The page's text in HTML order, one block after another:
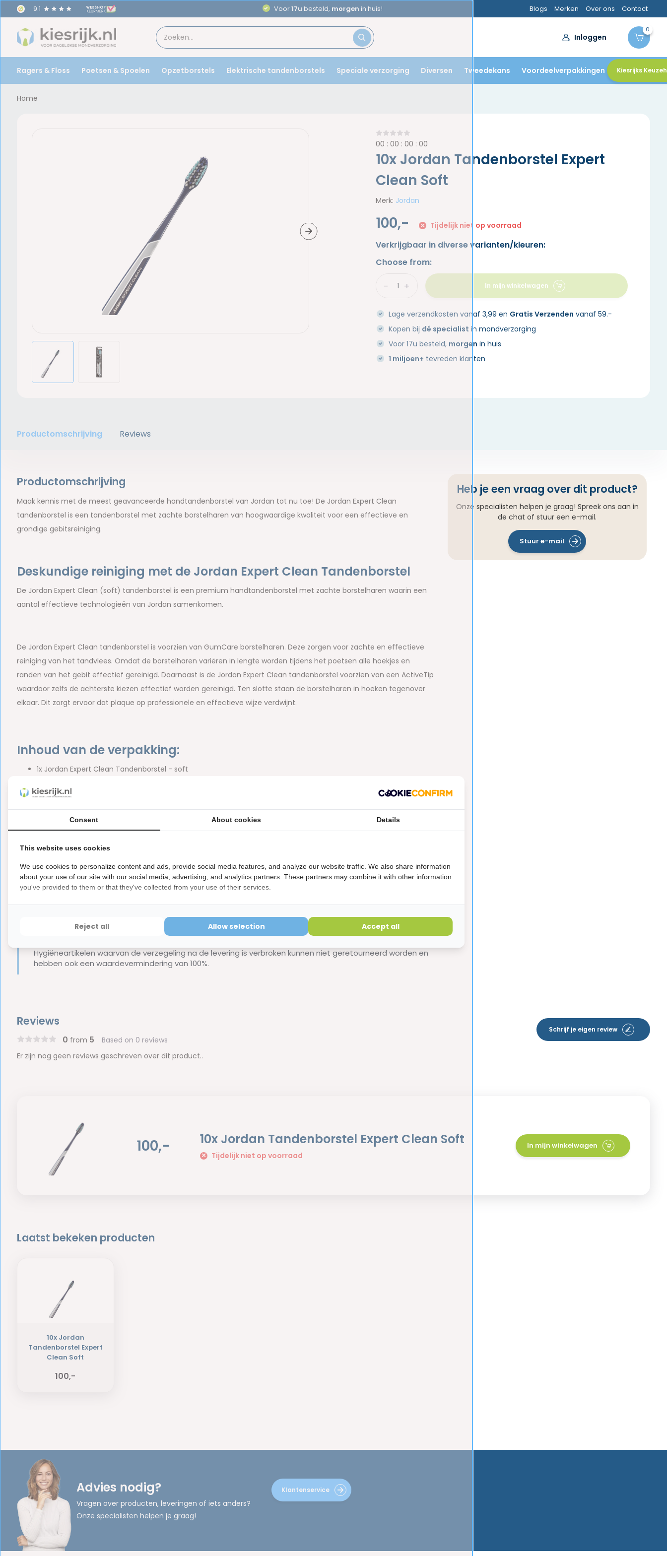
9.1 Voor17u besteld, morgen in huis! Blogs Merken Over ons Contact
Inloggen
0
Ragers & Floss Poetsen & Spoelen Opzetborstels Elektrische tandenborstels Speciale verzorging Diversen Tweedekans Voordeelverpakkingen Kiesrijks
Home
00 :00 :00 :00
10x Jordan Tandenborstel Expert
Clean Soft
Merk: Jordan
100,- Tijdelijk niet op voorraad
Verkrijgbaar in diverse varianten/kleuren:
Choose from:
+
- In mijn winkelwagen
Lage verzendkosten vanaf 3,99 en Gratis Verzenden vanaf 59.-
Kopen bij dé specialist in mondverzorging
Voor 17u besteld, morgen in huis
1 miljoen+ tevreden klanten
Productomschrijving Reviews
Productomschrijving
Maak kennis met de meest geavanceerde handtandenborstel van Jordan tot nu toe! De Jordan Expert Clean
tandenborstel is een tandenborstel met zachte borstelharen van hoogwaardige kwaliteit voor een effectieve en
grondige gebitsreiniging.
Deskundige reiniging met de Jordan Expert Clean Tandenborstel
De Jordan Expert Clean (soft) tandenborstel is een premium handtandenborstel met zachte borstelharen waarin een
aantal effectieve technologieën van Jordan samenkomen.
De Jordan Expert Clean tandenborstel is voorzien van GumCare borstelharen. Deze zorgen voor zachte en effectieve
reiniging van het tandvlees. Omdat de borstelharen variëren in lengte worden tijdens het poetsen alle hoekjes en
randen van het gebit effectief gereinigd. Daarnaast is de Jordan Expert Clean tandenborstel voorzien van een ActiveTip
waardoor zelfs de achterste kiezen effectief worden gereinigd. Ten slotte staan de borstelharen in hoeken tegenover
elkaar. Dit zorgt ervoor dat plaque op professionele en effectieve wijze verdwijnt.
Inhoud van de verpakking:
1x Jordan Expert Clean Tandenborstel - soft
Verkrijgbaar in diverse kleuren. Deze worden willekeurig verzonden.
Hygiëneartikelen waarvan de verzegeling na de levering is verbroken kunnen niet geretourneerd worden en
hebben ook een waardevermindering van 100%.
Heb je een vraag over dit product?
Onze specialisten helpen je graag! Spreek ons aan in
de chat of stuur een e-mail.
Stuur e-mail
Reviews
0 from 5 Based on 0 reviews
Schrijf je eigen review
Er zijn nog geen reviews geschreven over dit product..
100,- 10x Jordan Tandenborstel Expert Clean Soft
Tijdelijk niet op voorraad
In mijn winkelwagen
Laatst bekeken producten
10x Jordan
Tandenborstel Expert
Clean Soft
100,-
Advies nodig?
Vragen over producten, leveringen of iets anders?
Onze specialisten helpen je graag!
Klantenservice
Consent About cookies Details
This website uses cookies
We use cookies to personalize content and ads, provide social media features, and analyze our website traffic. We also share information
about your use of our site with our social media, advertising, and analytics partners. These partners may combine it with other information
you've provided to them or that they've collected from your use of their services.
Reject all Allow selection Accept all